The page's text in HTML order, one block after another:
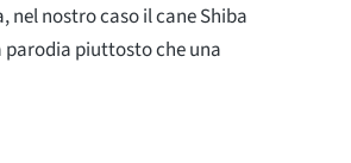
nel nostro caso il cane Shiba
parodia piuttosto che una